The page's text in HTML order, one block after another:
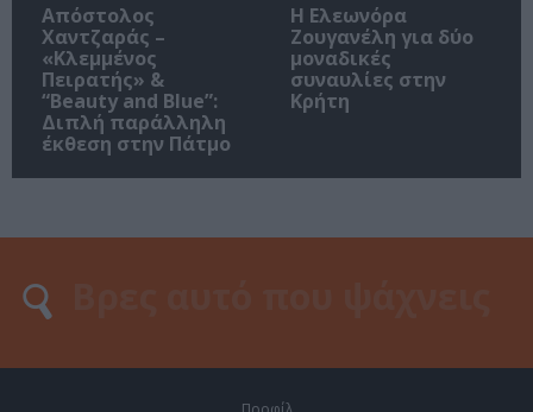
Απόστολος
Χαντζαράς –
«Κλεμμένος
Πειρατής» &
“Beauty and Blue”:
Διπλή παράλληλη
έκθεση στην Πάτμο
Η Ελεωνόρα
Ζουγανέλη για δύο
μοναδικές
συναυλίες στην
Κρήτη